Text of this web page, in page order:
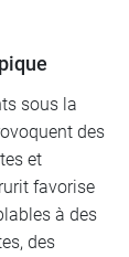
sous la
des
et
favorise
à des
des